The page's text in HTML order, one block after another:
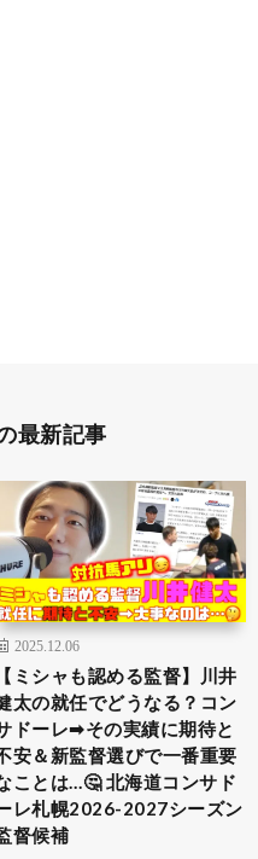
最新記事
2025.12.06
【ミシャも認める監督】川井
太の就任でどうなる？コン
ドーレ➡︎その実績に期待と
安＆新監督選びで一番重要
ことは…🤔 北海道コンサド
レ札幌2026-2027シーズン
督候補